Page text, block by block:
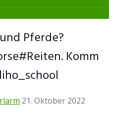
Pferde?
Komm
21. Oktober 2022